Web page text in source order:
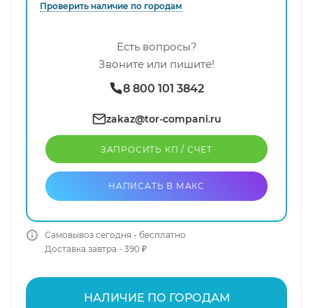
Проверить наличие по городам
Есть вопросы?
Звоните или пишите!
8 800 101 3842
zakaz@tor-compani.ru
ЗАПРОСИТЬ КП / CЧЕТ
НАПИСАТЬ В МАКС
Самовывоз сегодня - бесплатно
Доставка завтра - 390 ₽
НАЛИЧИЕ ПО ГОРОДАМ